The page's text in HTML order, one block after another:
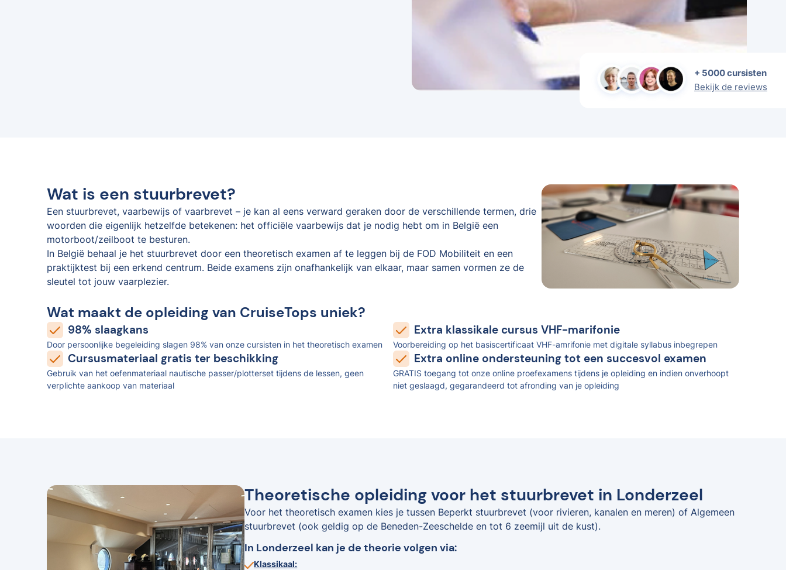
+ 5000 cursisten
Bekijk de reviews
Wat is een stuurbrevet?
Een stuurbrevet, vaarbewijs of vaarbrevet – je kan al eens verward geraken door de verschillende termen, drie
woorden die eigenlijk hetzelfde betekenen: het officiële vaarbewijs dat je nodig hebt om in België een
motorboot/zeilboot te besturen.
In België behaal je het stuurbrevet door een theoretisch examen af te leggen bij de FOD Mobiliteit en een
praktijktest bij een erkend centrum. Beide examens zijn onafhankelijk van elkaar, maar samen vormen ze de
sleutel tot jouw vaarplezier.
Wat maakt de opleiding van CruiseTops uniek?
98% slaagkans
Door persoonlijke begeleiding slagen 98% van onze cursisten in het theoretisch examen
Extra klassikale cursus VHF-marifonie
Voorbereiding op het basiscertificaat VHF-amrifonie met digitale syllabus inbegrepen
Cursusmateriaal gratis ter beschikking
Gebruik van het oefenmateriaal nautische passer/plotterset tijdens de lessen, geen
verplichte aankoop van materiaal
Extra online ondersteuning tot een succesvol examen
GRATIS toegang tot onze online proefexamens tijdens je opleiding en indien onverhoopt
niet geslaagd, gegarandeerd tot afronding van je opleiding
Theoretische opleiding voor het stuurbrevet in Londerzeel
Voor het theoretisch examen kies je tussen Beperkt stuurbrevet (voor rivieren, kanalen en meren) of Algemeen
stuurbrevet (ook geldig op de Beneden-Zeeschelde en tot 6 zeemijl uit de kust).
In Londerzeel kan je de theorie volgen via:
Klassikaal: